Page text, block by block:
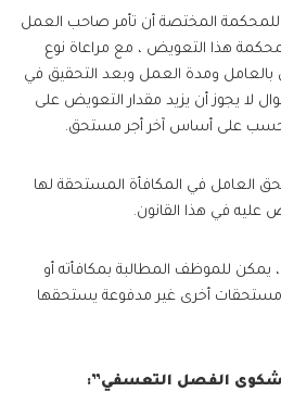
المختصة أن تأمر صاحب العمل
هذا التعويض ، مع مراعاة نوع
ومدة العمل وبعد التحقيق في
لا يجوز أن يزيد مقدار التعويض على
تحسب على أساس آخر أجر مستحق.
العامل في المكافأة المستحقة لها
عليه في هذا القانون.
يمكن للموظف المطالبة بمكافأته أو
مستحقات أخرى غير مدفوعة يستحقها
“شكوى الفصل التعسفي”: